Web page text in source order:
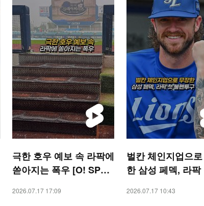
극한 호우 예보 속 라팍에
쏟아지는 폭우 [O! SPOR
2026.07.17 17:09
벌칸 체인지업으
한 삼성 페덱, 라팍
폼]
2026.07.17 10:43